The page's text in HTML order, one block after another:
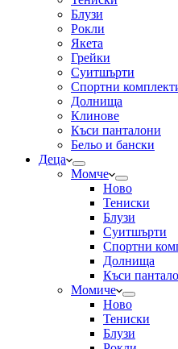
Блузи
Рокли
Якета
Грейки
Суитшърти
Спортни
Долнища
Клинове
Къси панталони
Бельо и бански
Деца
Момче
Ново
Тениски
Блузи
Суитшърти
Спортни
Долнища
Къси
Момиче
Ново
Тениски
Блузи